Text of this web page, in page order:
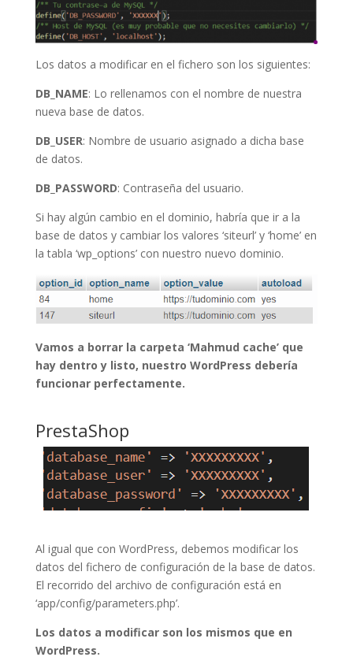
Los datos a modificar en el fichero son los siguientes:
DB_NAME: Lo rellenamos con el nombre de nuestra
nueva base de datos.
DB_USER: Nombre de usuario asignado a dicha base
de datos.
DB_PASSWORD: Contraseña del usuario.
Si hay algún cambio en el dominio, habría que ir a la
base de datos y cambiar los valores ‘siteurl’ y ‘home’ en
la tabla ‘wp_options’ con nuestro nuevo dominio.
Vamos a borrar la carpeta ‘Mahmud cache’ que
hay dentro y listo, nuestro WordPress debería
funcionar perfectamente.
PrestaShop
Al igual que con WordPress, debemos modificar los
datos del fichero de configuración de la base de datos.
El recorrido del archivo de configuración está en
‘app/config/parameters.php’.
Los datos a modificar son los mismos que en
WordPress.